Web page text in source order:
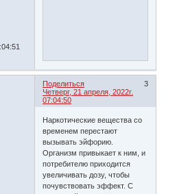
Поделиться
3
Четверг, 21 апреля, 2022г.
07:04:50
Наркотические вещества со
временем перестают
вызывать эйфорию.
Организм привыкает к ним, и
потребителю приходится
увеличивать дозу, чтобы
почувствовать эффект. С